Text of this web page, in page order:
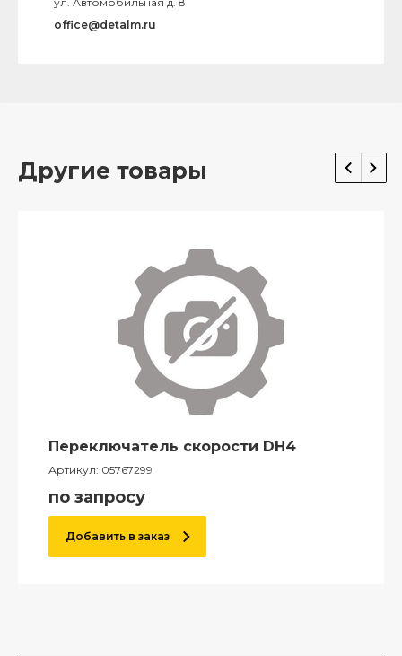
office@detalm.ru
Другие товары
Переключатель скорости DH4
Артикул: 05767299
по запросу
Добавить в заказ